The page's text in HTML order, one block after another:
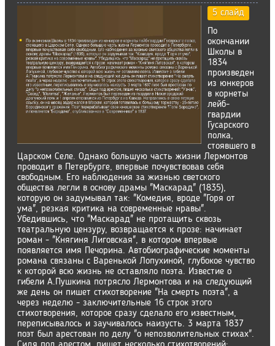
5 слайд
По
окончании
Школы в
1834
произведен
из юнкеров
в корнеты
лейб-
гвардии
Гусарского
полка,
стоявшего в
Царском Селе. Однако большую часть жизни Лермонтов
проводит в Петербурге, впервые почувствовав себя
свободным. Его наблюдения за жизнью светского
общества легли в основу драмы "Маскарад" (1835),
которую он задумывал так: "Комедия, вроде "Горя от
ума", резкая критика на современные нравы".
Убедившись, что "Маскарад" не протащить сквозь
театральную цензуру, возвращается к прозе: начинает
роман - "Княгиня Лиговская", в котором впервые
появляется имя Печорина. Автобиографические моменты
романа связаны с Варенькой Лопухиной, глубокое чувство
к которой всю жизнь не оставляло поэта. Известие о
гибели А.Пушкина потрясло Лермонтова и на следующий
же день он пишет стихотворение "На смерть поэта", а
через неделю - заключительные 16 строк этого
стихотворения, которое сразу сделало его известным,
переписывалось и заучивалось наизусть. 3 марта 1837
поэт был арестован по делу "о непозволительных стихах".